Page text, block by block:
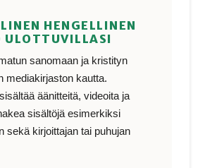
HENGELLINEN
ULOTTUVILLASI
sanomaan ja kristityn
mediakirjaston kautta.
äänitteitä, videoita ja
sisältöjä esimerkiksi
sekä kirjoittajan tai puhujan